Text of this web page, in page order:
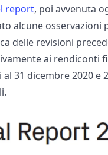
report, poi avvenuta
alcune osservazioni
delle revisioni
ai rendiconti
31 dicembre 2020 e